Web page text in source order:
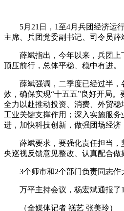
5月21日，1至4月兵团经济运行
主席、兵团党委副书记、司令员薛
薛斌指出，今年以来，兵团上下
顶压前行，总体平稳、稳中有进。
薛斌强调，二季度已经过半，各
效，确保实现“十五五”良好开局
全力以赴推动投资、消费、外贸
工业关键支撑作用；深入实施服
进，加快科技创新，做强团场经
薛斌要求，要强化责任担当，坚
央巡视反馈意见整改、认真配合
3个师市和2个部门负责同志作
万平主持会议，杨宏斌通报了1
（全媒体记者 禚艺 张美玲）